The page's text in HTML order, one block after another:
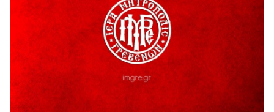
Διακοπή υδροδότησης του Α΄ κλάδου ύδρευσης
5 Αυγούστου 2026
Η Marseaux στα Γρεβενά για μια μοναδική συναυλία
Θερινό Σινεμά στο πλαίσιο του «Πολιτιστικού
Καλοκαιριού 2026» με την βραβευμένη ταινία «Μικρές
Ανάσες».